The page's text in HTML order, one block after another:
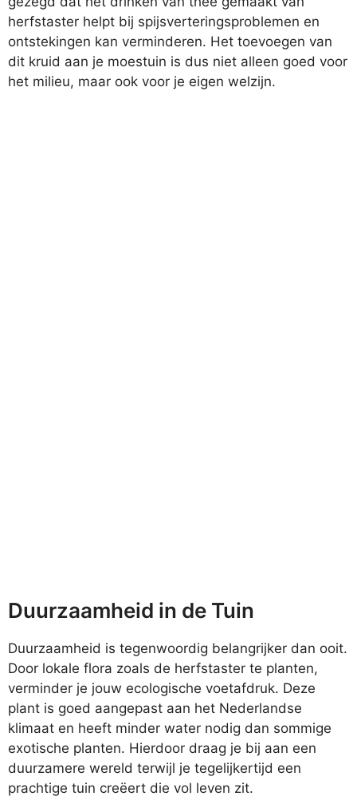
herfstaster helpt bij spijsverteringsproblemen en
ontstekingen kan verminderen. Het toevoegen van
dit kruid aan je moestuin is dus niet alleen goed voor
het milieu, maar ook voor je eigen welzijn.
Duurzaamheid in de Tuin
Duurzaamheid is tegenwoordig belangrijker dan ooit.
Door lokale flora zoals de herfstaster te planten,
verminder je jouw ecologische voetafdruk. Deze
plant is goed aangepast aan het Nederlandse
klimaat en heeft minder water nodig dan sommige
exotische planten. Hierdoor draag je bij aan een
duurzamere wereld terwijl je tegelijkertijd een
prachtige tuin creëert die vol leven zit.